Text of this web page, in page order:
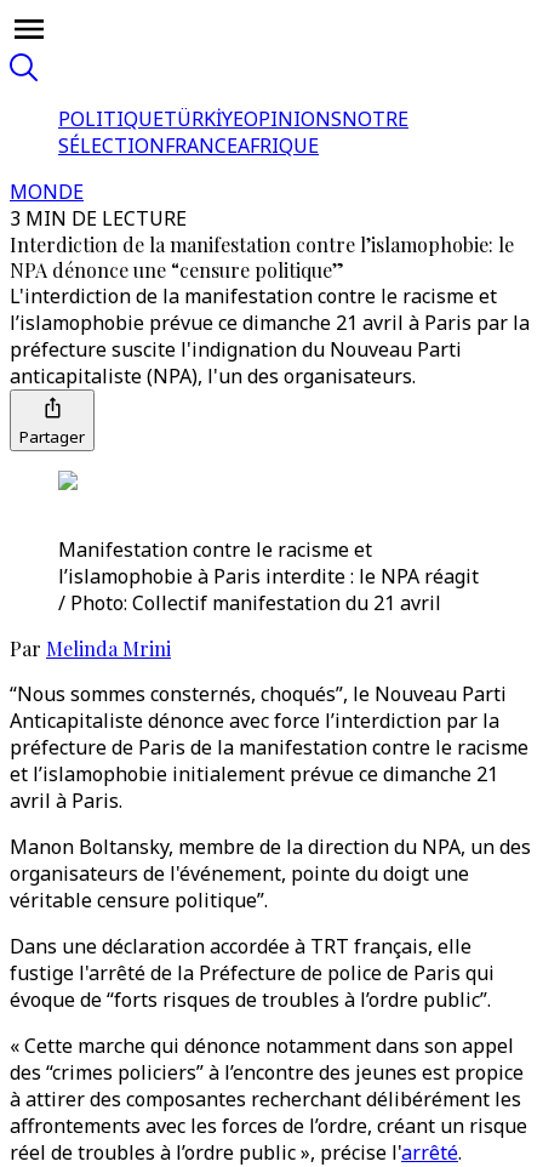
POLITIQUETÜRKİYEOPINIONSNOTRE
SÉLECTIONFRANCEAFRIQUE
MONDE
3 MIN DE LECTURE
Interdiction de la manifestation contre l’islamophobie: le
NPA dénonce une “censure politique”
L'interdiction de la manifestation contre le racisme et
l’islamophobie prévue ce dimanche 21 avril à Paris par la
préfecture suscite l'indignation du Nouveau Parti
anticapitaliste (NPA), l'un des organisateurs.
Partager
Manifestation contre le racisme et
l’islamophobie à Paris interdite : le NPA réagit
/ Photo: Collectif manifestation du 21 avril
Par Melinda Mrini
“Nous sommes consternés, choqués”, le Nouveau Parti
Anticapitaliste dénonce avec force l’interdiction par la
préfecture de Paris de la manifestation contre le racisme
et l’islamophobie initialement prévue ce dimanche 21
avril à Paris.
Manon Boltansky, membre de la direction du NPA, un des
organisateurs de l'événement, pointe du doigt une
véritable censure politique”.
Dans une déclaration accordée à TRT français, elle
fustige l'arrêté de la Préfecture de police de Paris qui
évoque de “forts risques de troubles à l’ordre public”.
« Cette marche qui dénonce notamment dans son appel
des “crimes policiers” à l’encontre des jeunes est propice
à attirer des composantes recherchant délibérément les
affrontements avec les forces de l’ordre, créant un risque
réel de troubles à l’ordre public », précise l'arrêté.